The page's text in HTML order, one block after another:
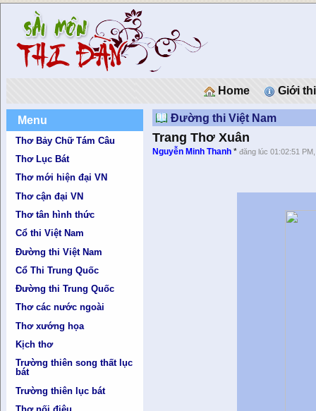
Home Giới
Menu
Thơ Bảy Chữ Tám Câu
Thơ Lục Bát
Thơ mới hiện đại VN
Thơ cận đại VN
Thơ tân hình thức
Cổ thi Việt Nam
Đường thi Việt Nam
Cổ Thi Trung Quốc
Đường thi Trung Quốc
Thơ các nước ngoài
Thơ xướng họa
Kịch thơ
Trường thiên song thất lục
bát
Trường thiên lục bát
Đường thi Việt Nam
Trang Thơ Xuân
Nguyễn Minh Thanh *đăng lúc 01:02:51